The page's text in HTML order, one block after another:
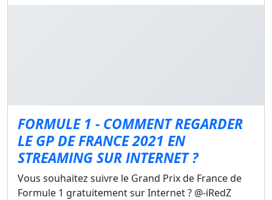
FORMULE 1 - COMMENT REGARDER
LE GP DE FRANCE 2021 EN
STREAMING SUR INTERNET ?
Vous souhaitez suivre le Grand Prix de France de
Formule 1 gratuitement sur Internet ? @-iRedZ